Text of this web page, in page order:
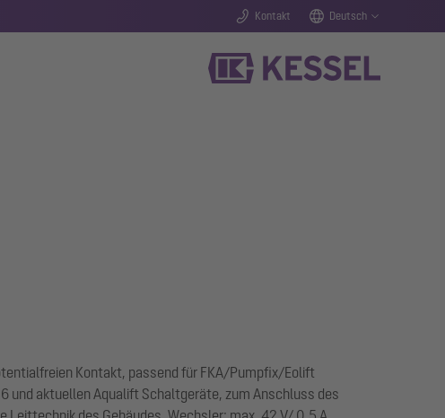
Kontakt Deutsch
Kontakt, passend für FKA/Pumpfix/Eolift
und aktuellen Aqualift Schaltgeräte, zum Anschluss des